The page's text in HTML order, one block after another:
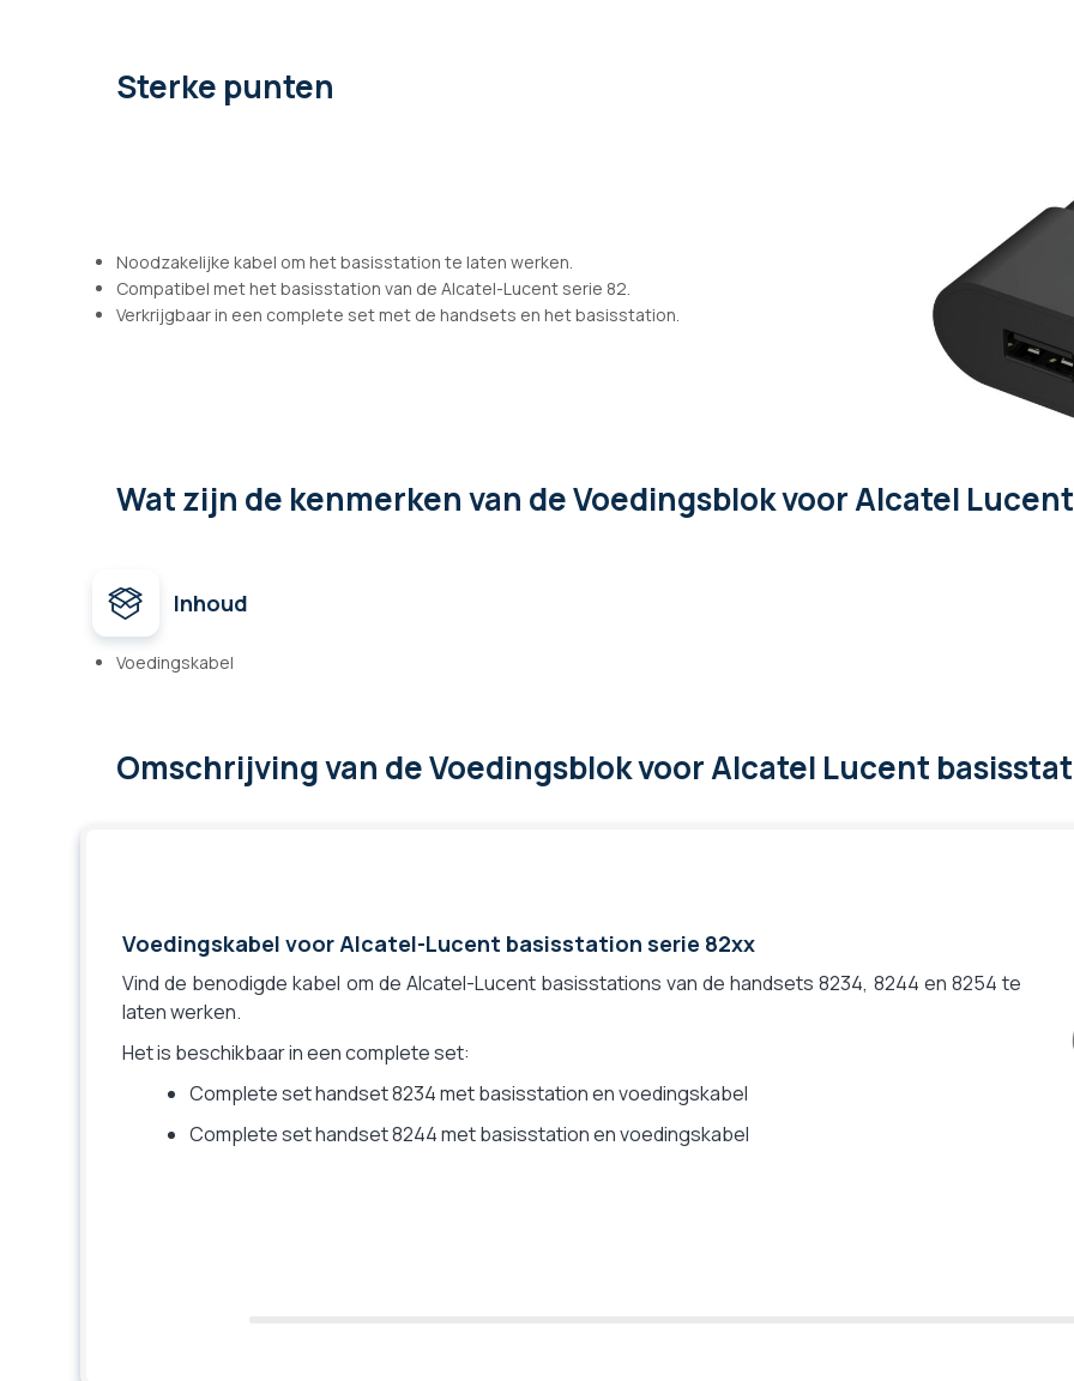
afbeeldingen-
Sterke punten
Noodzakelijke kabel om het basisstation te laten werken.
Compatibel met het basisstation van de Alcatel-Lucent serie 82.
Verkrijgbaar in een complete set met de handsets en het basisstation.
Wat zijn de kenmerkenvan de Voedingsblok voor Alcatel
Inhoud
Voedingskabel
Omschrijvingvan de Voedingsblok voor Alcatel Lucent
Voedingskabel voor Alcatel-Lucent basisstation serie 82xx
Vind de benodigde kabel om de Alcatel-Lucent basisstations van de handsets 8234, 8244 en 8254 te
laten werken.
Het is beschikbaar in een complete set:
Complete set handset 8234 met basisstation en voedingskabel
Complete set handset 8244 met basisstation en voedingskabel